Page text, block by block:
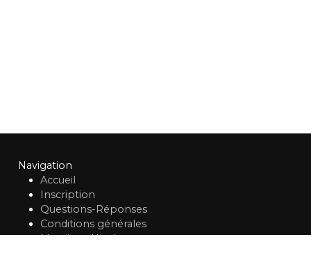
Navigation
Accueil
Inscription
Questions-Réponses
Conditions générales
Mentions légales